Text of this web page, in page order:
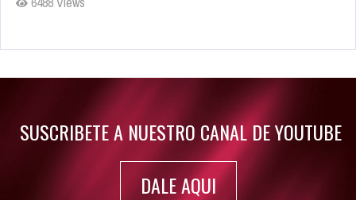
Rumor: Se filtran los primeros detalles de Resident Evil 9
SUSCRIBETE A NUESTRO CANAL DE YOUTUBE
DALE AQUI